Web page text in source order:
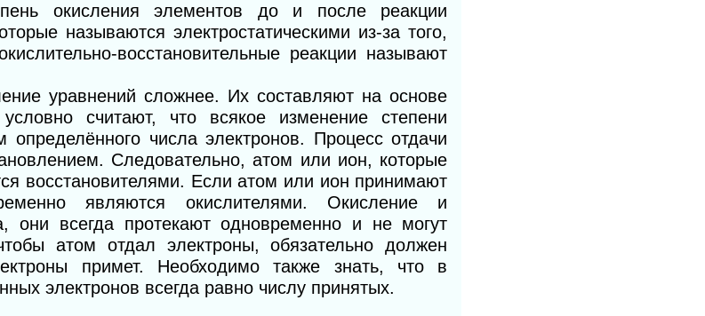
окисления элементов до и после реакции
называются электростатическими из-за того,
восстановительные реакции называют
уравнений сложнее. Их составляют на основе
считают, что всякое изменение степени
числа электронов. Процесс отдачи
Следовательно, атом или ион, которые
восстановителями. Если атом или ион принимают
являются окислителями. Окисление и
они всегда протекают одновременно и не могут
атом отдал электроны, обязательно должен
примет. Необходимо также знать, что в
электронов всегда равно числу принятых.